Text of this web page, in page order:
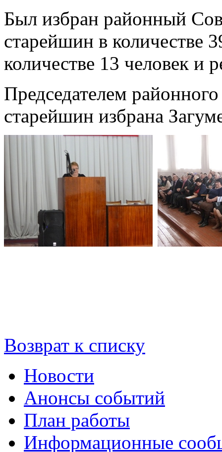
Был избран районный
старейшин в количестве
количестве 13 человек и
Председателем
старейшин избрана
Возврат к списку
Новости
Анонсы событий
План работы
Информационные